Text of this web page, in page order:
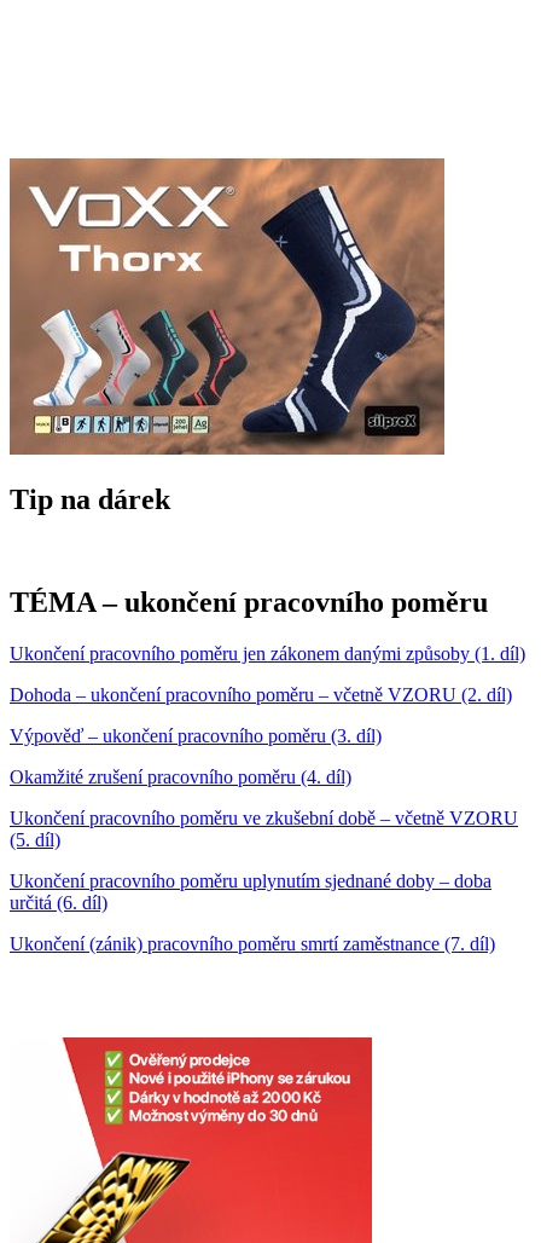
Tip na dárek
TÉMA – ukončení pracovního poměru
Ukončení pracovního poměru jen zákonem danými způsoby (1. díl)
Dohoda – ukončení pracovního poměru – včetně VZORU (2. díl)
Výpověď – ukončení pracovního poměru (3. díl)
Okamžité zrušení pracovního poměru (4. díl)
Ukončení pracovního poměru ve zkušební době – včetně VZORU
(5. díl)
Ukončení pracovního poměru uplynutím sjednané doby – doba
určitá (6. díl)
Ukončení (zánik) pracovního poměru smrtí zaměstnance (7. díl)